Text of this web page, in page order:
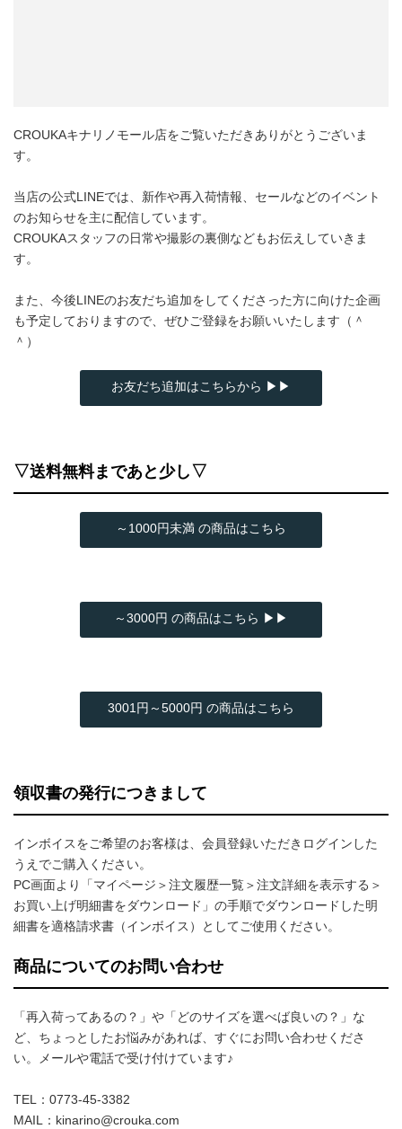
CROUKAキナリノモール店をご覧いただきありがとうございま
す。
当店の公式LINEでは、新作や再入荷情報、セールなどのイベント
のお知らせを主に配信しています。
CROUKAスタッフの日常や撮影の裏側などもお伝えしていきま
す。
また、今後LINEのお友だち追加をしてくださった方に向けた企画
も予定しておりますので、ぜひご登録をお願いいたします（＾
＾）
お友だち追加はこちらから ▶▶
▽送料無料まであと少し▽
～1000円未満 の商品はこちら
～3000円 の商品はこちら ▶▶
3001円～5000円 の商品はこちら
領収書の発行につきまして
インボイスをご希望のお客様は、会員登録いただきログインした
うえでご購入ください。
PC画面より「マイページ＞注文履歴一覧＞注文詳細を表示する＞
お買い上げ明細書をダウンロード」の手順でダウンロードした明
細書を適格請求書（インボイス）としてご使用ください。
商品についてのお問い合わせ
「再入荷ってあるの？」や「どのサイズを選べば良いの？」な
ど、ちょっとしたお悩みがあれば、すぐにお問い合わせくださ
い。メールや電話で受け付けています♪
TEL：0773-45-3382
MAIL：kinarino@crouka.com